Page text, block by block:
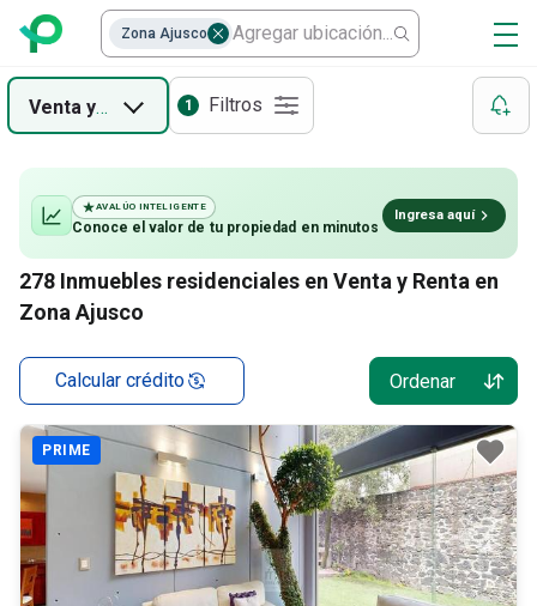
Venta yRenta 1 Filtros
278 Inmuebles residenciales en Venta y Renta en
Zona Ajusco
Calcular crédito Ordenar
AVALÚO INTELIGENTE
Conoce el valor de tu propiedad en minutos
Ingresa aquí
PRIME
Terrenos Habitacionales
Departamentos
Casas
Zona Ajusco